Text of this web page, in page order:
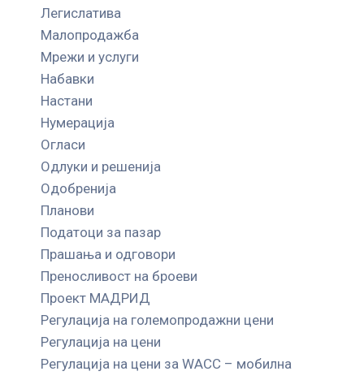
Легислатива
Малопродажба
Мрежи и услуги
Набавки
Настани
Нумерација
Огласи
Одлуки и решенија
Одобренија
Планови
Податоци за пазар
Прашања и одговори
Преносливост на броеви
Проект МАДРИД
Регулација на големопродажни цени
Регулација на цени
Регулација на цени за WACC – мобилна